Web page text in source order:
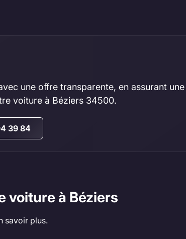
une offre transparente, en assurant
voiture à Béziers 34500.
39 84
voiture à Béziers
savoir plus.